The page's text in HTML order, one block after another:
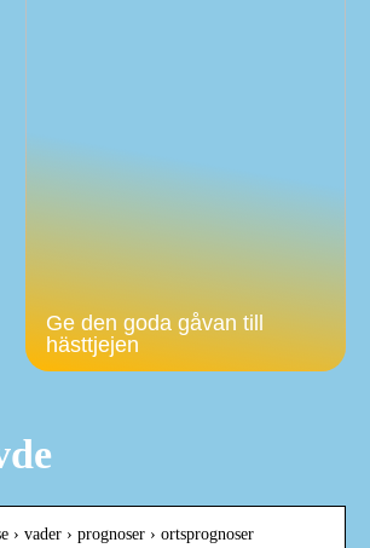
Ge den goda gåvan till
hästtjejen
› vader › prognoser › ortsprognoser